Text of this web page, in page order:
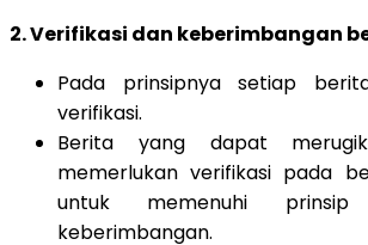
2. Verifikasi dan keberimbangan
Pada prinsipnya setiap
verifikasi.
Berita yang dapat
memerlukan verifikasi pada
untuk memenuhi
keberimbangan.